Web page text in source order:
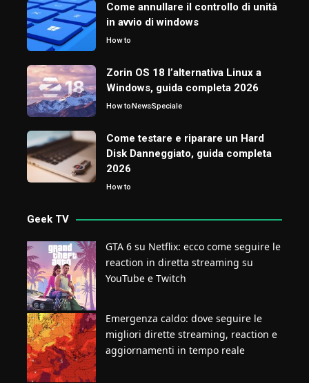
Come annullare il controllo di unità
in avvio di windows
How to
Zorin OS 18 l’alternativa Linux a
Windows, guida completa 2026
How toNewsSpeciale
Come testare e riparare un Hard
Disk Danneggiato, guida completa
2026
How to
Geek TV
GTA 6 su Netflix: ecco come seguire le
reaction in diretta streaming su
YouTube e Twitch
Emergenza caldo: dove seguire le
migliori dirette streaming, reaction e
aggiornamenti in tempo reale